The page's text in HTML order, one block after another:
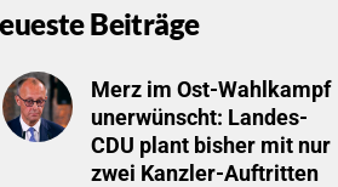
Beiträge
Merz im Ost-Wahlkampf
unerwünscht: Landes-
CDU plant bisher mit nur
zwei Kanzler-Auftritten